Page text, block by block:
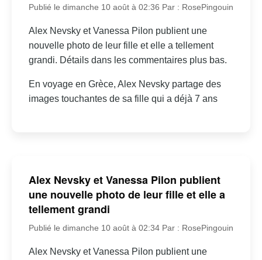
Publié le dimanche 10 août à 02:36 Par : RosePingouin
Alex Nevsky et Vanessa Pilon publient une
nouvelle photo de leur fille et elle a tellement
grandi. Détails dans les commentaires plus bas.
En voyage en Grèce, Alex Nevsky partage des
images touchantes de sa fille qui a déjà 7 ans
Alex Nevsky et Vanessa Pilon publient
une nouvelle photo de leur fille et elle a
tellement grandi
Publié le dimanche 10 août à 02:34 Par : RosePingouin
Alex Nevsky et Vanessa Pilon publient une